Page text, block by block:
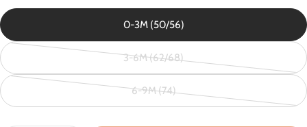
0-3M (50/56)
3-6M (62/68)
Variante
o
6-9M (74)
Variante